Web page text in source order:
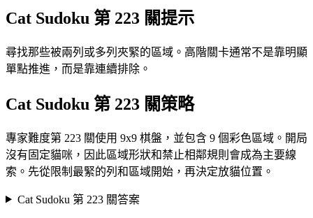
Cat Sudoku 第 223 關提示
尋找那些被兩列或多列夾緊的區域。高階關卡通常不是靠明顯
單點推進，而是靠連續排除。
Cat Sudoku 第 223 關策略
專家難度第 223 關使用 9x9 棋盤，並包含 9 個彩色區域。開局
沒有固定貓咪，因此區域形狀和禁止相鄰規則會成為主要線
索。先從限制最緊的列和區域開始，再決定放貓位置。
Cat Sudoku 第 223 關答案